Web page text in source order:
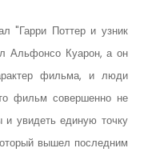
"Гарри Поттер и узник
Альфонсо Куарон, а он
фильма, и люди
фильм совершенно не
и увидеть единую точку
вышел последним